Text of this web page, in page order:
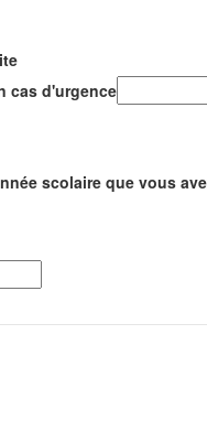
cas d'urgence
scolaire que vous